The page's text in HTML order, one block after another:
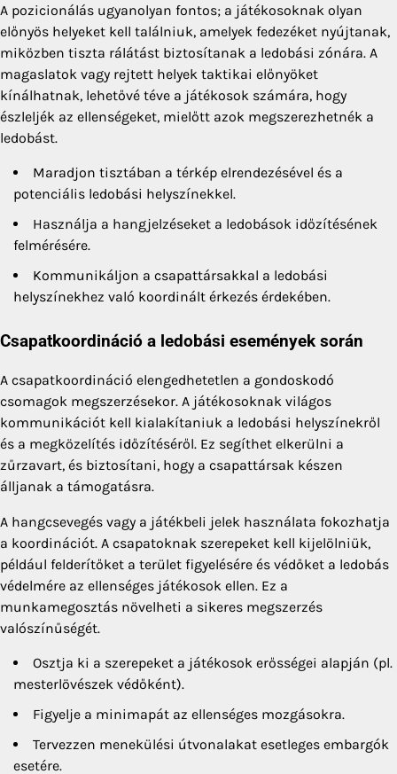
A pozicionálás ugyanolyan fontos; a játékosoknak olyan
előnyös helyeket kell találniuk, amelyek fedezéket nyújtanak,
miközben tiszta rálátást biztosítanak a ledobási zónára. A
magaslatok vagy rejtett helyek taktikai előnyöket
kínálhatnak, lehetővé téve a játékosok számára, hogy
észleljék az ellenségeket, mielőtt azok megszerezhetnék a
ledobást.
Maradjon tisztában a térkép elrendezésével és a
potenciális ledobási helyszínekkel.
Használja a hangjelzéseket a ledobások időzítésének
felmérésére.
Kommunikáljon a csapattársakkal a ledobási
helyszínekhez való koordinált érkezés érdekében.
Csapatkoordináció a ledobási események során
A csapatkoordináció elengedhetetlen a gondoskodó
csomagok megszerzésekor. A játékosoknak világos
kommunikációt kell kialakítaniuk a ledobási helyszínekről
és a megközelítés időzítéséről. Ez segíthet elkerülni a
zűrzavart, és biztosítani, hogy a csapattársak készen
álljanak a támogatásra.
A hangcsevegés vagy a játékbeli jelek használata fokozhatja
a koordinációt. A csapatoknak szerepeket kell kijelölniük,
például felderítőket a terület figyelésére és védőket a ledobás
védelmére az ellenséges játékosok ellen. Ez a
munkamegosztás növelheti a sikeres megszerzés
valószínűségét.
Osztja ki a szerepeket a játékosok erősségei alapján (pl.
mesterlövészek védőként).
Figyelje a minimapát az ellenséges mozgásokra.
Tervezzen menekülési útvonalakat esetleges embargók
esetére.